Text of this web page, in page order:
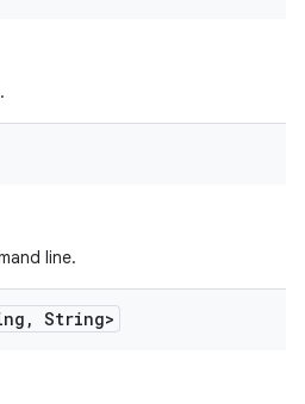
line.
, String>